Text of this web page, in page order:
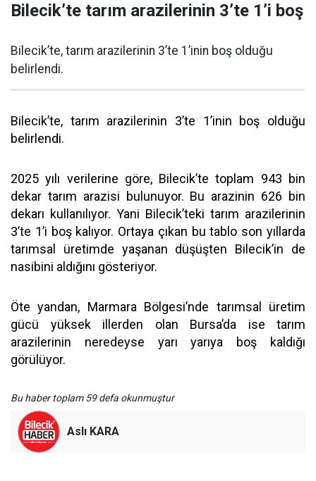
Bilecik’te tarım arazilerinin 3’te 1’i boş
Bilecik’te, tarım arazilerinin 3’te 1’inin boş olduğu
belirlendi.
Bilecik’te, tarım arazilerinin 3’te 1’inin boş olduğu
belirlendi.
2025 yılı verilerine göre, Bilecik’te toplam 943 bin
dekar tarım arazisi bulunuyor. Bu arazinin 626 bin
dekarı kullanılıyor. Yani Bilecik’teki tarım arazilerinin
3’te 1’i boş kalıyor. Ortaya çıkan bu tablo son yıllarda
tarımsal üretimde yaşanan düşüşten Bilecik’in de
nasibini aldığını gösteriyor.
Öte yandan, Marmara Bölgesi’nde tarımsal üretim
gücü yüksek illerden olan Bursa’da ise tarım
arazilerinin neredeyse yarı yarıya boş kaldığı
görülüyor.
Bu haber toplam 59 defa okunmuştur
Aslı KARA